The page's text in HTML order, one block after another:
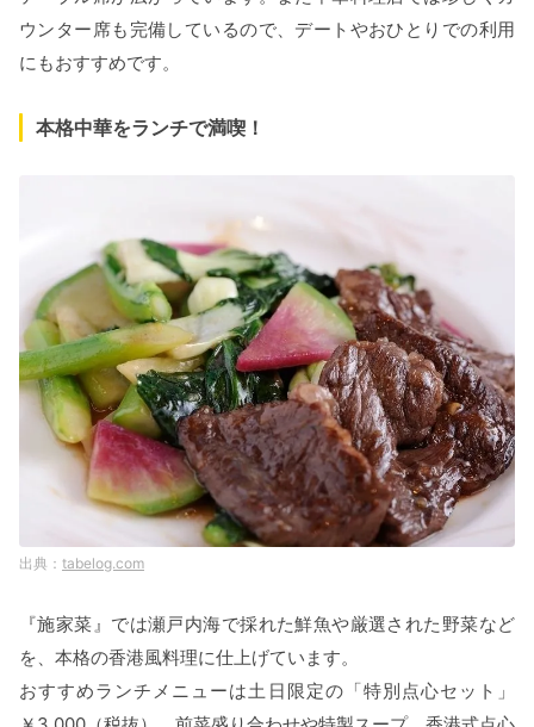
ウンター席も完備しているので、デートやおひとりでの利用
にもおすすめです。
本格中華をランチで満喫！
tabelog.com
『施家菜』では瀬戸内海で採れた鮮魚や厳選された野菜など
を、本格の香港風料理に仕上げています。
おすすめランチメニューは土日限定の「特別点心セット」